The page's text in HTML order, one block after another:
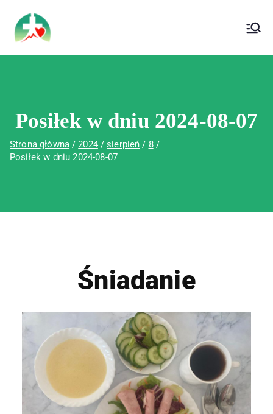
Wojewódzki Szpital Specjalistyczny im.
Św. Rafała w Czerwonej Górze
Posiłek w dniu 2024-08-07
Strona główna 2024 sierpień
8
Posiłek w dniu 2024-08-07
Śniadanie